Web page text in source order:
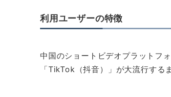
利用ユーザーの特徴
中国のショートビデオプラットフ
「TikTok（抖音）」が大流行する